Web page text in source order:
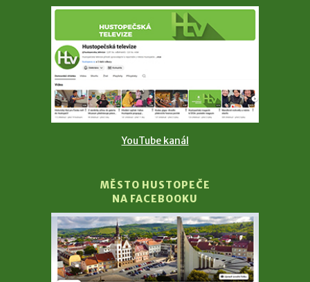
YouTube kanál
MĚSTO HUSTOPEČE
NA FACEBOOKU